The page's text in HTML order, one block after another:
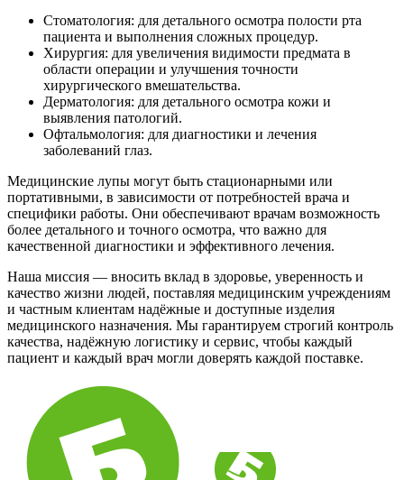
Стоматология: для детального осмотра полости рта
пациента и выполнения сложных процедур.
Хирургия: для увеличения видимости предмата в
области операции и улучшения точности
хирургического вмешательства.
Дерматология: для детального осмотра кожи и
выявления патологий.
Офтальмология: для диагностики и лечения
заболеваний глаз.
Медицинские лупы могут быть стационарными или
портативными, в зависимости от потребностей врача и
специфики работы. Они обеспечивают врачам возможность
более детального и точного осмотра, что важно для
качественной диагностики и эффективного лечения.
Наша миссия — вносить вклад в здоровье, уверенность и
качество жизни людей, поставляя медицинским учреждениям
и частным клиентам надёжные и доступные изделия
медицинского назначения. Мы гарантируем строгий контроль
качества, надёжную логистику и сервис, чтобы каждый
пациент и каждый врач могли доверять каждой поставке.